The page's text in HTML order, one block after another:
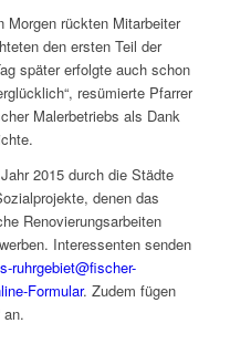
rückten Mitarbeiter
den ersten Teil der
später erfolgte auch schon
resümierte Pfarrer
Malerbetriebs als Dank
2015 durch die Städte
denen das
Renovierungsarbeiten
Interessenten senden
ruhrgebiet@fischer-
Formular. Zudem fügen
an.